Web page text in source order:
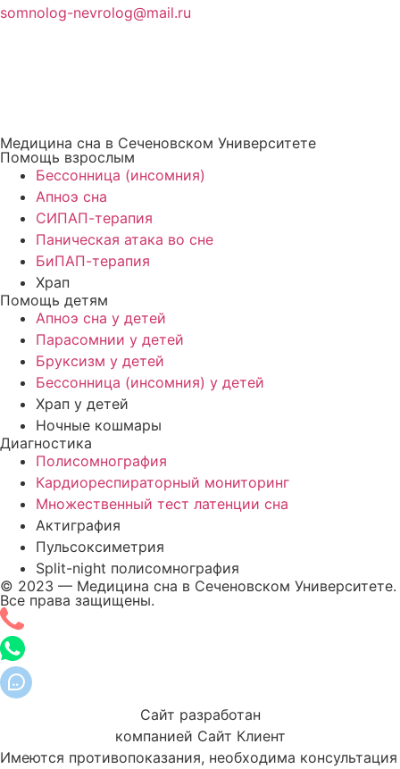
somnolog-nevrolog@mail.ru
Медицина сна в Сеченовском Университете
Помощь взрослым
Бессонница (инсомния)
Апноэ сна
СИПАП-терапия
Паническая атака во сне
БиПАП-терапия
Храп
Помощь детям
Апноэ сна у детей
Парасомнии у детей
Бруксизм у детей
Бессонница (инсомния) у детей
Храп у детей
Ночные кошмары
Диагностика
Полисомнография
Кардиореспираторный мониторинг
Множественный тест латенции сна
Актиграфия
Пульсоксиметрия
Split-night полисомнография
© 2023 — Медицина сна в Сеченовском Университете.
Все права защищены.
Сайт разработан
компанией Сайт Клиент
Имеются противопоказания, необходима консультация